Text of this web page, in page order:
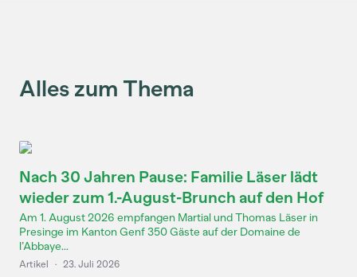
Alles zum Thema
Nach 30 Jahren Pause: Familie Läser lädt
wieder zum 1.-August-Brunch auf den Hof
Am 1. August 2026 empfangen Martial und Thomas Läser in
Presinge im Kanton Genf 350 Gäste auf der Domaine de
l’Abbaye...
Artikel · 23. Juli 2026